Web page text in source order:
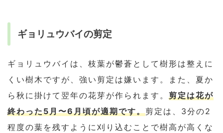
ギョリュウバイの剪定
ギョリュウバイは、枝葉が鬱蒼として樹形は整えに
くい樹木ですが、強い剪定は嫌います。また、夏か
ら秋に掛けて翌年の花芽が作られます。 剪定は花が
終わった5月〜6月頃が適期です。剪定は、3分の2
程度の葉を残すように刈り込むことで樹高が高くな